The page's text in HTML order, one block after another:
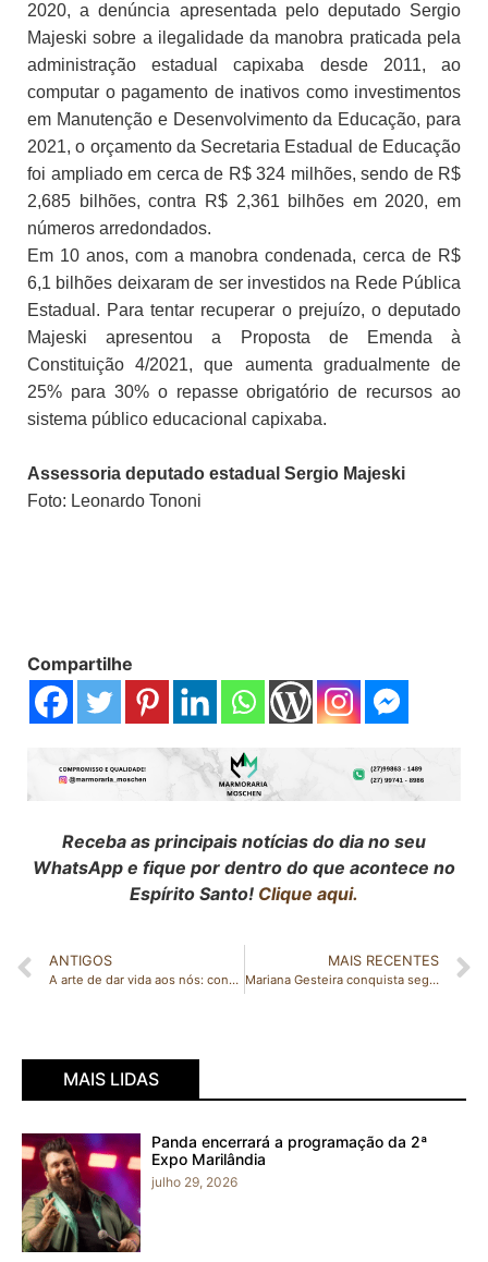
2020, a denúncia apresentada pelo deputado Sergio
Majeski sobre a ilegalidade da manobra praticada pela
administração estadual capixaba desde 2011, ao
computar o pagamento de inativos como investimentos
em Manutenção e Desenvolvimento da Educação, para
2021, o orçamento da Secretaria Estadual de Educação
foi ampliado em cerca de R$ 324 milhões, sendo de R$
2,685 bilhões, contra R$ 2,361 bilhões em 2020, em
números arredondados.
Em 10 anos, com a manobra condenada, cerca de R$
6,1 bilhões deixaram de ser investidos na Rede Pública
Estadual. Para tentar recuperar o prejuízo, o deputado
Majeski apresentou a Proposta de Emenda à
Constituição 4/2021, que aumenta gradualmente de
25% para 30% o repasse obrigatório de recursos ao
sistema público educacional capixaba.
Assessoria deputado estadual Sergio Majeski
Foto: Leonardo Tononi
Compartilhe
Receba as principais notícias do dia no seu
WhatsApp e fique por dentro do que acontece no
Espírito Santo! Clique aqui.
ANTIGOS
A arte de dar vida aos nós: conheça o trabalho da gabrielense Thaís Crislany da Plantart Ateliê
MAIS RECENTES
Mariana Gesteira conquista segunda medalha para Estado na Paralimpíada de Tóquio
MAIS LIDAS
Panda encerrará a programação da 2ª
Expo Marilândia
julho 29, 2026